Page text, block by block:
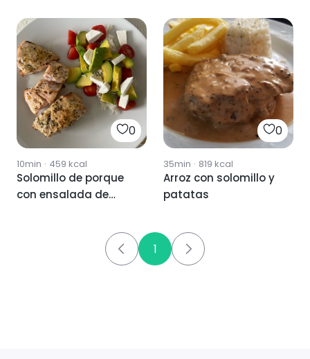
0
10min · 459 kcal
Solomillo de porque
con ensalada de
0
35min · 819 kcal
Arroz con solomillo y
patatas
1